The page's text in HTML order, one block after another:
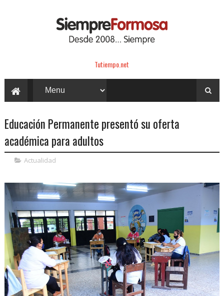
Tutiempo.net
Educación Permanente presentó su oferta
académica para adultos
Actualidad